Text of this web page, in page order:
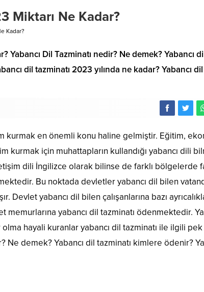
Miktarı Ne Kadar?
Kadar?
Yabancı Dil Tazminatı nedir? Ne demek? Yabancı
dil tazminatı 2023 yılında ne kadar? Yabancı dil
kurmak en önemli konu haline gelmiştir. Eğitim,
kurmak için muhattapların kullandığı yabancı dili
dili İngilizce olarak bilinse de farklı bölgelerde
Bu noktada devletler yabancı dil bilen
Devlet yabancı dil bilen çalışanlarına bazı
memurlarına yabancı dil tazminatı ödenmektedir.
hayali kuranlar yabancı dil tazminatı ile ilgili
Ne demek? Yabancı dil tazminatı kimlere ödenir?